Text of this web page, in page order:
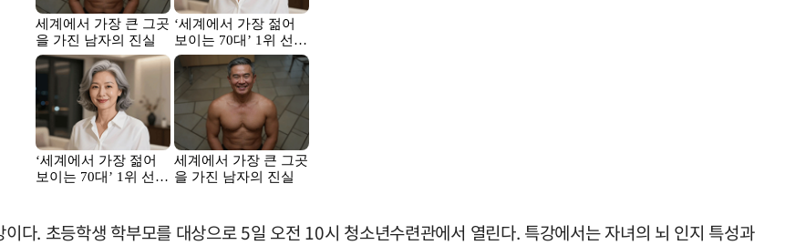
다. 초등학생 학부모를 대상으로 5일 오전 10시 청소년수련관에서 열린다. 특강에서는 자녀의 뇌 인지 특성과